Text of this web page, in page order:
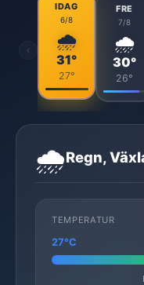
‹
IDAG
6/8
🌧️
31°
27°
FRE
7/8
🌧️
30°
26°
🌧️Regn,
TEMPERATUR
27°C